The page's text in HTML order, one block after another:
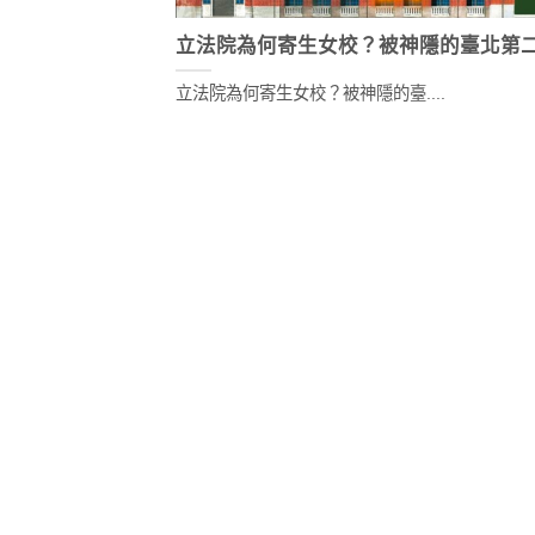
立法院為何寄生女校？被神隱的臺北第
立法院為何寄生女校？被神隱的臺....